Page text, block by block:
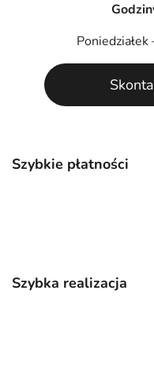
Szybkie płatności
Szybka realizacja